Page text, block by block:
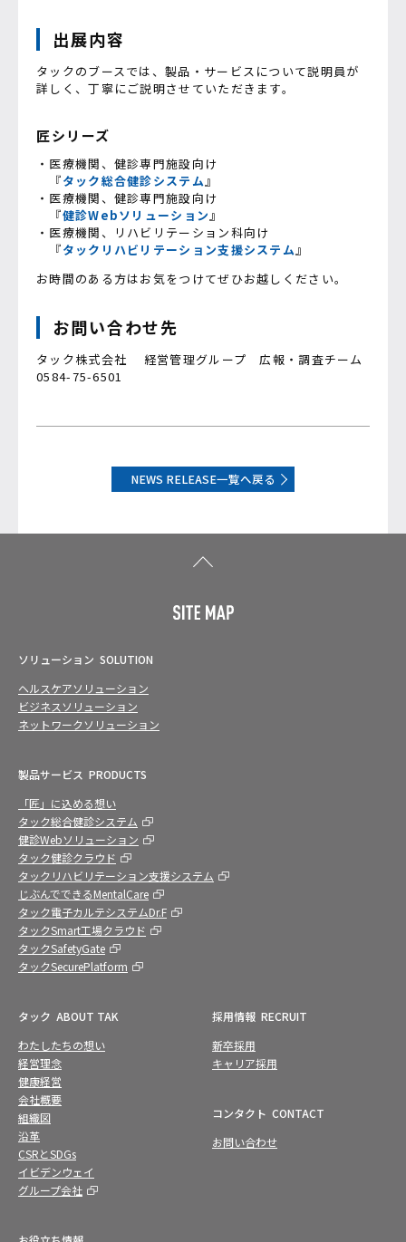
出展内容
タックのブースでは、製品・サービスについて説明員が
詳しく、丁寧にご説明させていただきます。
匠シリーズ
・医療機関、健診専門施設向け
『タック総合健診システム 』
・医療機関、健診専門施設向け
『健診Webソリューション 』
・医療機関、リハビリテーション科向け
『タックリハビリテーション支援システム 』
お時間のある方はお気をつけてぜひお越しください。
お問い合わせ先
タック株式会社 経営管理グループ 広報・調査チーム
0584-75-6501
NEWS RELEASE一覧へ戻る
ソリューション SOLUTION
ヘルスケアソリューション
ビジネスソリューション
ネットワークソリューション
製品サービス PRODUCTS
「匠」に込める想い
タック総合健診システム
健診Webソリューション
タック健診クラウド
タックリハビリテーション支援システム
じぶんでできるMentalCare
タック電子カルテシステムDr.F
タックSmart工場クラウド
タックSafetyGate
タックSecurePlatform
タック ABOUT TAK
わたしたちの想い
経営理念
健康経営
会社概要
組織図
沿革
CSRとSDGs
イビデンウェイ
グループ会社
採用情報 RECRUIT
新卒採用
キャリア採用
コンタクト CONTACT
お問い合わせ